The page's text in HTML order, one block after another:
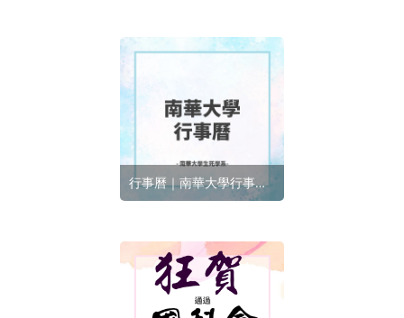
行事曆｜南華大學行事曆11504新增